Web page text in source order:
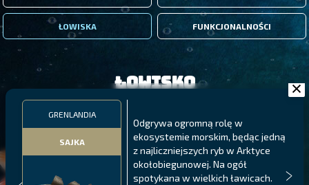
ŁOWISKA FUNKCJONALNOŚCI
GRENLANDIA
SAJKA
Odgrywa ogromną rolę w
ekosystemie morskim, będąc jedną
z najliczniejszych ryb w Arktyce
okołobiegunowej. Na ogół
spotykana w wielkich ławicach.
Łowisko